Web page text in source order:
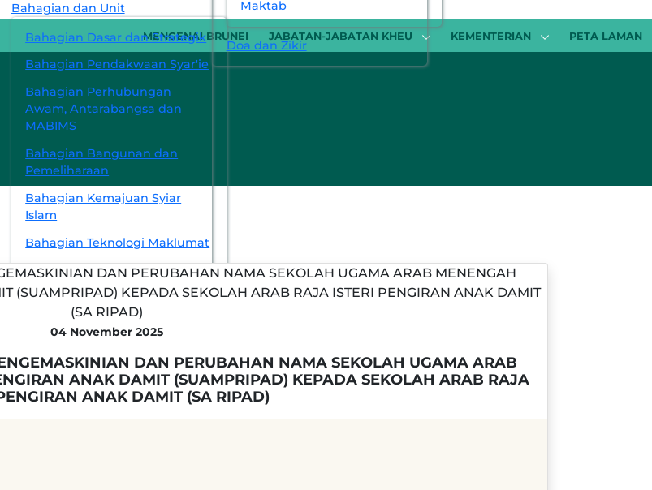
MENGENAI BRUNEI JABATAN-JABATAN KHEU KEMENTERIAN PETA LAMAN
Bahagian dan Unit
Bahagian Dasar dan Strategik
Bahagian Pendakwaan Syar'ie
Bahagian Perhubungan
Awam, Antarabangsa dan
MABIMS
Bahagian Bangunan dan
Pemeliharaan
Bahagian Kemajuan Syiar
Islam
Bahagian Teknologi Maklumat
Pejabat Ugama Daerah Belait
Pejabat Ugama Daerah
Temburong
Pejabat Ugama Daerah
Tutong
Struktur Organisasi
Maktab
Doa dan Zikir
04 November 2025
DAN PERUBAHAN NAMA SEKOLAH UGAMA ARAB
ANAK DAMIT (SUAMPRIPAD) KEPADA SEKOLAH ARAB RAJA
ANAK DAMIT (SA RIPAD)